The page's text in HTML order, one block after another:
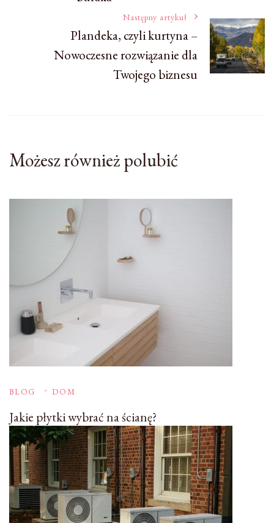
Następny artykuł
Plandeka, czyli kurtyna –
Nowoczesne rozwiązanie dla
Twojego biznesu
Możesz również polubić
BLOG DOM
Jakie płytki wybrać na ścianę?